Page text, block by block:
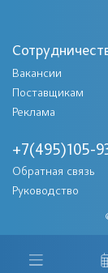
Вакансии
Поставщикам
Реклама
+7(495)105-
Обратная связь
Руководство